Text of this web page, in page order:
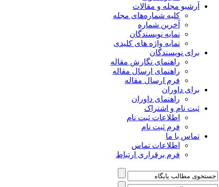
آرشیو مجله و مقالات
کلیه شماره‌های مجله
آخرین شماره
نمایه نویسندگان
نمایه واژه های کلیدی
برای نویسندگان
راهنمای نگارش مقاله
راهنمای ارسال مقاله
فرم ارسال مقاله
برای داوران
راهنمای داوران
ثبت نام و اشتراک
اطلاعات ثبت نام
فرم ثبت نام
تماس با ما
اطلاعات تماس
فرم برقراری ارتباط